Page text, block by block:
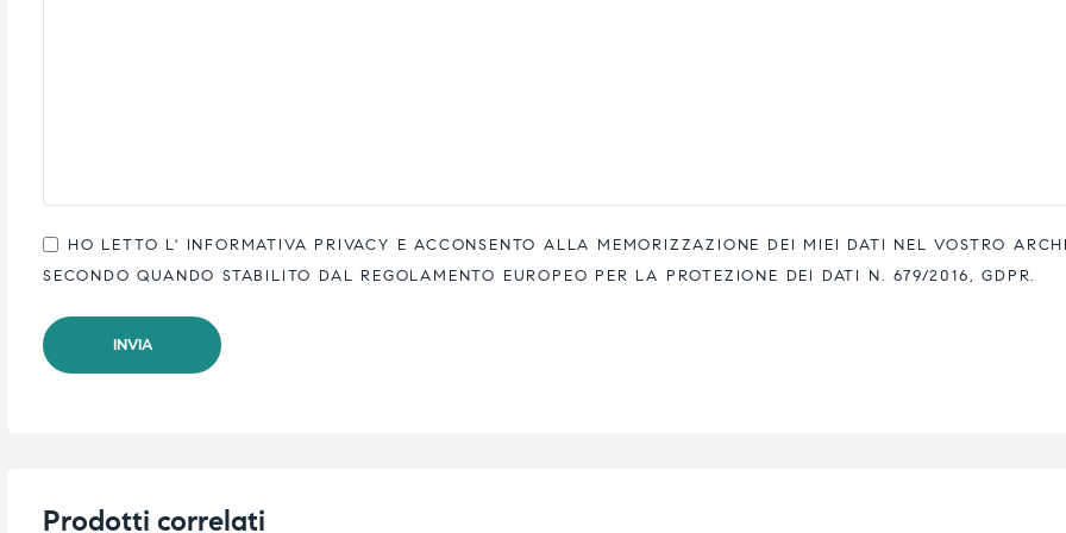
HO LETTO L' INFORMATIVA PRIVACY E ACCONSENTO ALLA MEMORIZZAZIONE DEI MIEI DATI NEL VOSTRO
SECONDO QUANDO STABILITO DAL REGOLAMENTO EUROPEO PER LA PROTEZIONE DEI DATI N. 679/2016, GDPR.
Prodotti correlati